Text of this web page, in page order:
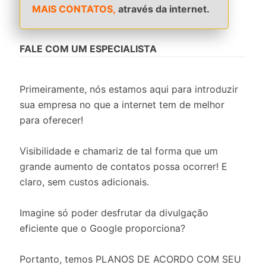
MAIS CONTATOS, através da internet.
FALE COM UM ESPECIALISTA
Primeiramente, nós estamos aqui para introduzir
sua empresa no que a internet tem de melhor
para oferecer!
Visibilidade e chamariz de tal forma que um
grande aumento de contatos possa ocorrer! E
claro, sem custos adicionais.
Imagine só poder desfrutar da divulgação
eficiente que o Google proporciona?
Portanto, temos PLANOS DE ACORDO COM SEU